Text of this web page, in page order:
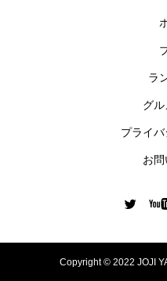
ラ
グ
プライ
お
Copyright © 2022 JOJI